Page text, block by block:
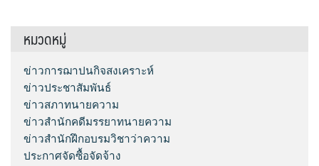
หมวดหมู่
ข่าวการฌาปนกิจสงเคราะห์
ข่าวประชาสัมพันธ์
ข่าวสภาทนายความ
ข่าวสำนักคดีมรรยาทนายความ
ข่าวสำนักฝึกอบรมวิชาว่าความ
ประกาศจัดซื้อจัดจ้าง